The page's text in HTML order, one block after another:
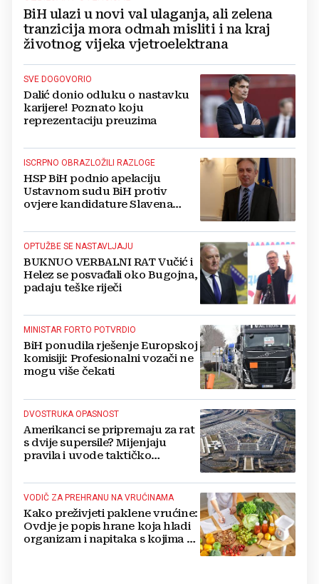
BiH ulazi u novi val ulaganja, ali zelena
tranzicija mora odmah misliti i na kraj
životnog vijeka vjetroelektrana
SVE DOGOVORIO
Dalić donio odluku o nastavku
karijere! Poznato koju
reprezentaciju preuzima
ISCRPNO OBRAZLOŽILI RAZLOGE
HSP BiH podnio apelaciju
Ustavnom sudu BiH protiv
ovjere kandidature Slavena
OPTUŽBE SE NASTAVLJAJU
BUKNUO VERBALNI RAT Vučić i
Helez se posvađali oko Bugojna,
padaju teške riječi
MINISTAR FORTO POTVRDIO
BiH ponudila rješenje Europskoj
komisiji: Profesionalni vozači ne
mogu više čekati
DVOSTRUKA OPASNOST
Amerikanci se pripremaju za rat
s dvije supersile? Mijenjaju
pravila i uvode taktičko
VODIČ ZA PREHRANU NA VRUĆINAMA
Kako preživjeti paklene vrućine:
Ovdje je popis hrane koja hladi
organizam i napitaka s kojima si